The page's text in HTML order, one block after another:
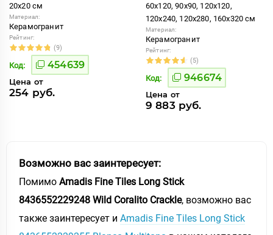
20x20 см
Материал:
Керамогранит
Рейтинг:
(9)
Код: 454639
Цена от
254 руб.
60x120, 90x90, 120x120,
120x240, 120x280, 160x320 см
Материал:
Керамогранит
Рейтинг:
(5)
Код: 946674
Цена от
9 883 руб.
Возможно вас заинтересует:
Помимо Amadis Fine Tiles Long Stick
8436552229248 Wild Coralito Crackle, возможно вас
также заинтересует и Amadis Fine Tiles Long Stick